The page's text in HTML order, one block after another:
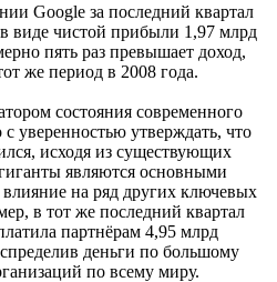
Google за последний квартал
виде чистой прибыли 1,97 млрд
пять раз превышает доход,
же период в 2008 года.
состояния современного
уверенностью утверждать, что
исходя из существующих
являются основными
на ряд других ключевых
в тот же последний квартал
партнёрам 4,95 млрд
деньги по большому
по всему миру.